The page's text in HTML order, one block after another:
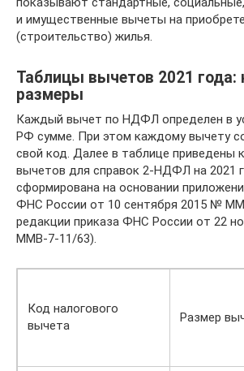
и имущественные вычеты на
(строительство) жилья.
Таблицы вычетов 2021 года:
размеры
Каждый вычет по НДФЛ определен в
РФ сумме. При этом каждому вычету
свой код. Далее в таблице приведены
вычетов для справок 2-НДФЛ на 2021
сформирована на основании
ФНС России от 10 сентября 2015 №
редакции приказа ФНС России от 22
ММВ-7-11/63).
Код налогового
вычета
Размер